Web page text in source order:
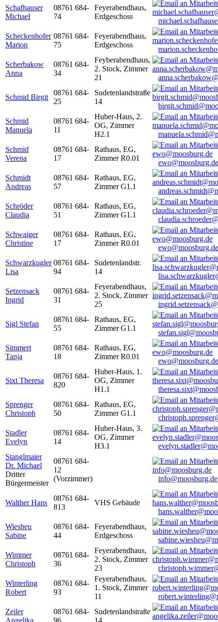
Schafhauser
Michael
08761 684-
74
Feyerabendhaus,
Erdgeschoss
Scheckenhofer
Marion
08761 684-
75
Feyerabendhaus,
Erdgeschoss
Scherbakow
Anna
08761 684-
34
Feyberabendhaus,
2. Stock, Zimmer
21
Schmid Birgit
08761 684-
25
Sudetenlandstraße
14
Schmid
Manuela
08761 684-
11
Huber-Haus, 2.
OG, Zimmer
H2.1
Schmid
Verena
08761 684-
17
Rathaus, EG,
Zimmer R0.01
ewo@moosburg.de
Schmidt
Andreas
08761 684-
57
Rathaus, EG,
Zimmer G1.1
Schröder
Claudia
08761 684-
51
Rathaus, EG,
Zimmer G1.1
Schwaiger
Christine
08761 684-
17
Rathaus, EG,
Zimmer R0.01
ewo@moosburg.de
Schwarzkugler
Lisa
08761 684-
94
Sudetenlandstr.
14
Setzensack
Ingrid
08761 684-
31
Feyerabendhaus,
2. Stock, Zimmer
25
Sigl Stefan
08761 684-
55
Rathaus, EG,
Zimmer G1.1
Simmert
Tanja
08761 684-
18
Rathaus, EG,
Zimmer R0.01
ewo@moosburg.de
Sixt Theresa
08761 684-
820
Huber-Haus, 1.
OG, Zimmer
H1.1
Sprenger
Christoph
08761 684-
50
Rathaus, EG,
Zimmer G1.1
Stadler
Evelyn
08761 684-
14
Huber-Haus, 3.
OG, Zimmer
H3.1
Stanglmaier
Dr. Michael
Dritter
Bürgermeister
08761 684-
12
(Vorzimmer)
info@moosburg.de
Walther Hans
08761 684-
813
VHS Gebäude
Wiesheu
Sabine
08761 684-
44
Feyerabendhaus,
Erdgeschoss
Wimmer
Christoph
08761 684-
36
Feyerabendhaus,
2. Stock, Zimmer
23
Winterling
Robert
08761 684-
93
Feyerabendhaus,
1. Stock, Zimmer
11
Zeiler
Angelika
08761 684-
96
Sudetenlandstraße
14